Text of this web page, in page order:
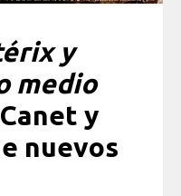
y
medio
y
nuevos